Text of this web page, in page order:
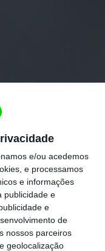
e/ou acedemos
e processamos
e informações
publicidade e
e
de
nossos parceiros
geolocalização